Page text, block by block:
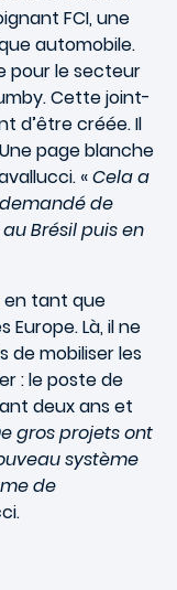
FCI, une
automobile.
pour le secteur
Cette joint-
d’être créée. Il
page blanche
«Cela a
de
Brésil puis en
en tant que
Là, il ne
de mobiliser les
: le poste de
deux ans et
gros projets ont
système
de